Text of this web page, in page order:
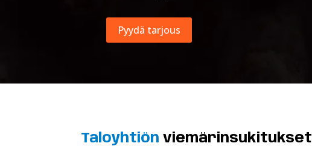
Pyydä tarjous
Taloyhtiönviemärinsukitukset